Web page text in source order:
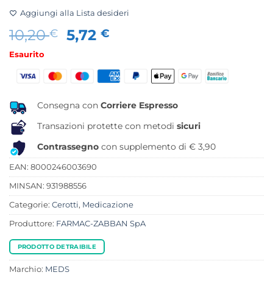
Aggiungi alla Lista desideri
10,20€
Il
era:
5,72€
attuale
è:
Esaurito
Consegna con Corriere Espresso
Transazioni protette con metodi sicuri
Contrassegno con supplemento di € 3,90
EAN: 8000246003690
MINSAN: 931988556
Categorie: Cerotti, Medicazione
Produttore: FARMAC-ZABBAN SpA
PRODOTTO DETRAIBILE
Marchio: MEDS